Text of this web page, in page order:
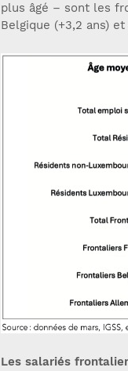
plus âgé – sont les
Belgique (+3,2 ans)
Les salariés